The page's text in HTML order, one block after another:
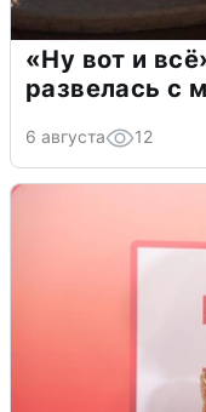
«Ну вот и
развелась с
6 августа 12